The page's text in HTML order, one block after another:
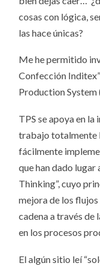
cosas con lógica,
las hace únicas?
Me he permitido
Confección
Production System
TPS se apoya en
trabajo totalmente
fácilmente
que han dado
Thinking”, cuyo
mejora de los
cadena a través de
en los procesos
El algún sitio leí